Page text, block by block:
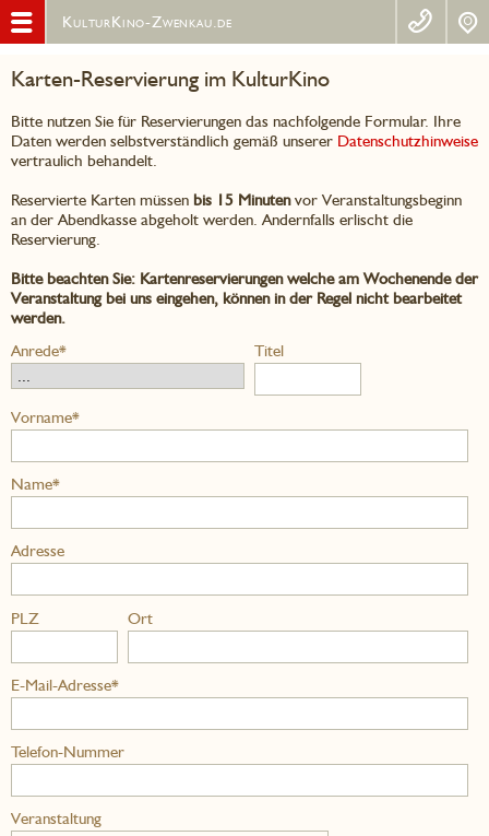
KulturKino-Zwenkau.de
Karten-Reservierung im KulturKino
Bitte nutzen Sie für Reservierungen das nachfolgende Formular. Ihre
Daten werden selbstverständlich gemäß unserer Datenschutzhinweise
vertraulich behandelt.
Reservierte Karten müssen bis 15 Minutenvor Veranstaltungsbeginn
an der Abendkasse abgeholt werden. Andernfalls erlischt die
Reservierung.
Bitte beachten Sie: Kartenreservierungen welche am Wochenende der
Veranstaltung bei uns eingehen, können in der Regel nicht bearbeitet
werden.
Anrede*
Titel
Vorname*
Name*
Adresse
PLZ Ort
E-Mail-Adresse*
Telefon-Nummer
Veranstaltung